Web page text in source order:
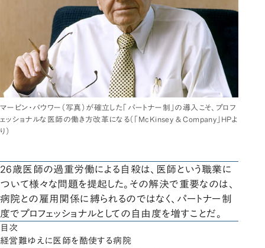
マービン・バウワー（写真）が確立した「パートナー制」の導入こそ、プロフ
ェッショナルな医師の働き方改革になる（「McKinsey & Company」HPよ
り）
26歳医師の過重労働による自殺は、医師という職業に
ついて様々な問題を提起した。その解決で重要なのは、
病院との雇用関係に縛られるのではなく、パートナー制
度でプロフェッショナルとしての自由度を増すことだ。
目次
経営難ゆえに医師を酷使する病院